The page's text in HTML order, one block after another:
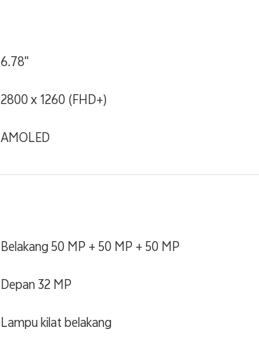
6.78"
2800 x 1260 (FHD+)
AMOLED
Belakang 50 MP + 50 MP + 50 MP
Depan 32 MP
Lampu kilat belakang